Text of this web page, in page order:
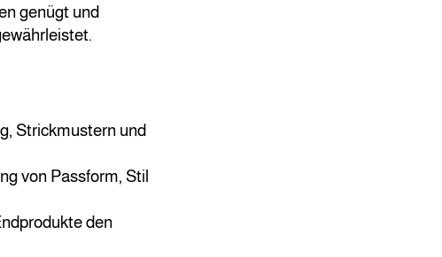
genügt und
Strickmustern und
von Passform, Stil
den